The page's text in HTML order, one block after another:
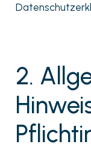
2.